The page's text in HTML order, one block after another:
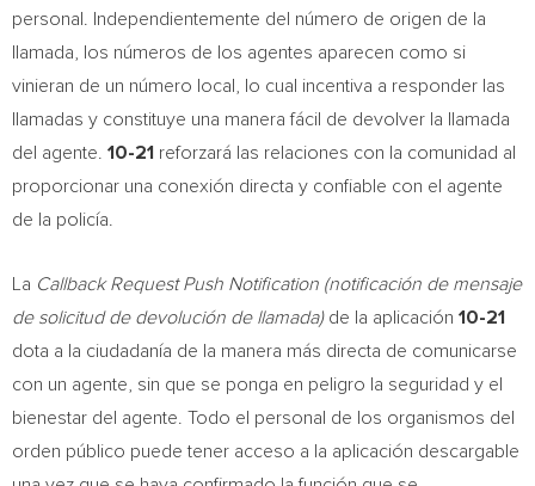
personal. Independientemente del número de origen de la
llamada, los números de los agentes aparecen como si
vinieran de un número local, lo cual incentiva a responder las
llamadas y constituye una manera fácil de devolver la llamada
del agente. 10-21 reforzará las relaciones con la comunidad al
proporcionar una conexión directa y confiable con el agente
de la policía.
La Callback Request Push Notification (notificación de mensaje
de solicitud de devolución de llamada) de la aplicación 10-21
dota a la ciudadanía de la manera más directa de comunicarse
con un agente, sin que se ponga en peligro la seguridad y el
bienestar del agente. Todo el personal de los organismos del
orden público puede tener acceso a la aplicación descargable